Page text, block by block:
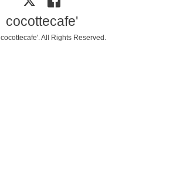
cocottecafe'
cocottecafe'. All Rights Reserved.